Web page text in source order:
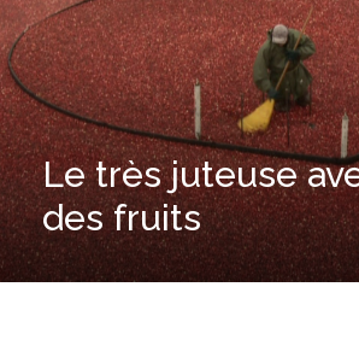
CONTACTS
Le très juteuse
des fruits